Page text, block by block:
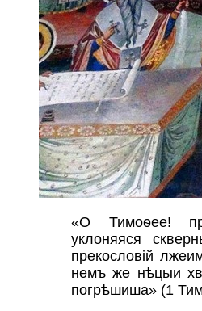
«О Тимоѳее!
уклоняяся
прекословій
немъ же нѣцыи
погрѣшиша» (1